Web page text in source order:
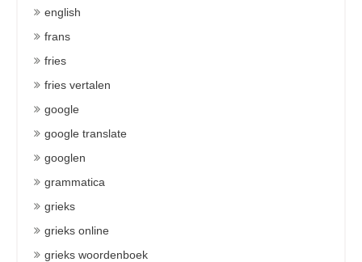
english
frans
fries
fries vertalen
google
google translate
googlen
grammatica
grieks
grieks online
grieks woordenboek